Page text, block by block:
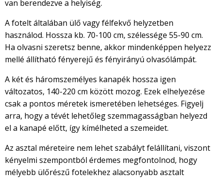
van berendezve a helyiség.
A fotelt általában ülő vagy félfekvő helyzetben
használod. Hossza kb. 70-100 cm, szélessége 55-90 cm.
Ha olvasni szeretsz benne, akkor mindenképpen helyezz
mellé állítható fényerejű és fényirányú olvasólámpát.
A két és háromszemélyes kanapék hossza igen
változatos, 140-220 cm között mozog. Ezek elhelyezése
csak a pontos méretek ismeretében lehetséges. Figyelj
arra, hogy a tévét lehetőleg szemmagasságban helyezd
el a kanapé előtt, így kímélheted a szemeidet.
Az asztal méreteire nem lehet szabályt felállítani, viszont
kényelmi szempontból érdemes megfontolnod, hogy
mélyebb ülőrészű fotelekhez alacsonyabb asztalt